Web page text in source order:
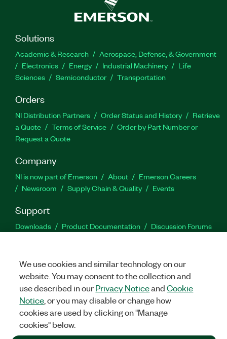
Solutions
Academic & Research
Aerospace, Defense, & Government
Electronics
Energy Industrial Machinery
Life
Sciences
Semiconductor Transportation
Orders
NI Distribution Partners Order Status and History
Retrieve
a Quote
Terms of Service
Order by Part Number or
Request a Quote
Company
NI is now part of Emerson About
Emerson Careers
Newsroom
Supply Chain & Quality Events
Support
Downloads Product Documentation
Discussion Forums
Facebook
TwitterLinkedIn
©2026NATIONAL INSTRUMENTS CORP. ALL RIGHTS RESERVED.
+1 877 388 1952
We use cookies and similar technology on our
website. You may consent to the collection and
use described in ourPrivacy NoticeandCookie
Notice , or you may disable or change how
cookies are used by clicking on "Manage
cookies" below.